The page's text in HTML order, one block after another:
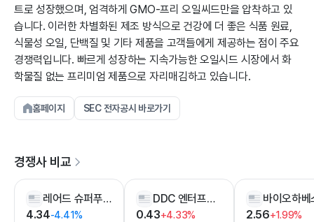
트로 성장했으며, 엄격하게 GMO-프리 오일씨드만을 압착하고 있
습니다. 이러한 차별화된 제조 방식으로 건강에 더 좋은 식품 원료,
식물성 오일, 단백질 및 기타 제품을 고객들에게 제공하는 점이 주요
경쟁력입니다. 빠르게 성장하는 지속가능한 오일시드 시장에서 화
학물질 없는 프리미엄 제품으로 자리매김하고 있습니다.
홈페이지 SEC 전자공시 바로가기
경쟁사 비교
레어드 슈퍼푸드
4.34-4.41%
DDC 엔터프라이즈
0.43+4.33% 2.56+1.99%